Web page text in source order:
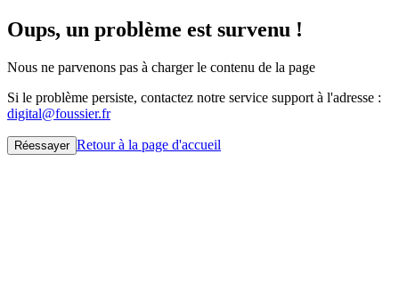
Oups, un problème est survenu !
Nous ne parvenons pas à charger le contenu de la page
Si le problème persiste, contactez notre service support à l'adresse :
digital@foussier.fr
Réessayer Retour à la page d'accueil